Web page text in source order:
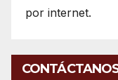
por internet.